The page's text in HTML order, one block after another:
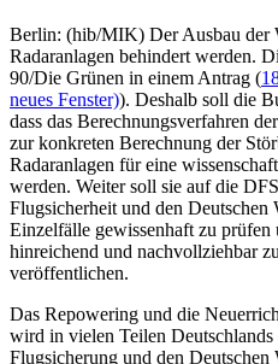
Berlin: (hib/MIK) Der Ausbau der
Radaranlagen behindert werden.
90/Die Grünen in einem Antrag (
neues Fenster)). Deshalb soll die
dass das Berechnungsverfahren
zur konkreten Berechnung der
Radaranlagen für eine
werden. Weiter soll sie auf die
Flugsicherheit und den Deutschen
Einzelfälle gewissenhaft zu prüfen
hinreichend und nachvollziehbar
veröffentlichen.
Das Repowering und die
wird in vielen Teilen Deutschlands
Flugsicherung und den